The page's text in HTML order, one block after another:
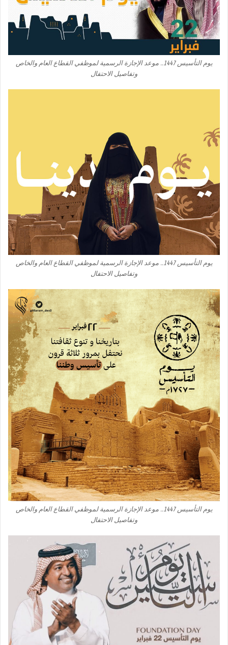
يوم التأسيس 1447.. موعد الإجازة الرسمية لموظفي القطاع العام والخاص
وتفاصيل الاحتفال
يوم التأسيس 1447.. موعد الإجازة الرسمية لموظفي القطاع العام والخاص
وتفاصيل الاحتفال
يوم التأسيس 1447.. موعد الإجازة الرسمية لموظفي القطاع العام والخاص
وتفاصيل الاحتفال